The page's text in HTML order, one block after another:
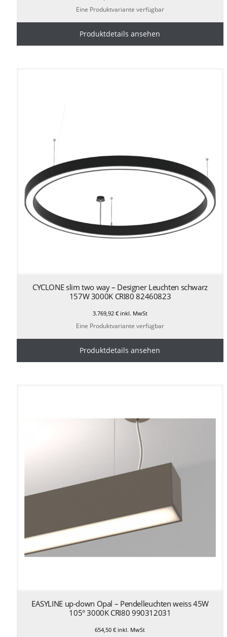
Eine Produktvariante verfügbar
Produktdetails ansehen
CYCLONE slim two way – Designer Leuchten schwarz
157W 3000K CRI80 82460823
3.769,92 €inkl. MwSt
Eine Produktvariante verfügbar
Produktdetails ansehen
EASYLINE up-down Opal – Pendelleuchten weiss 45W
105° 3000K CRI80 990312031
654,50€ inkl. MwSt